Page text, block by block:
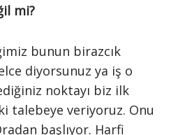
mi?
bunun birazcık
diyorsunuz ya iş o
noktayı biz ilk
talebeye veriyoruz. Onu
başlıyor. Harfi